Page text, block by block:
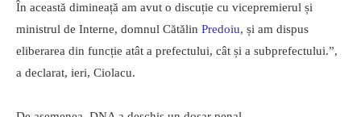
În această dimineață am avut o discuție cu vicepremierul și
ministrul de Interne, domnul Cătălin Predoiu, și am dispus
eliberarea din funcție atât a prefectului, cât și a subprefectului.”,
a declarat, ieri, Ciolacu.